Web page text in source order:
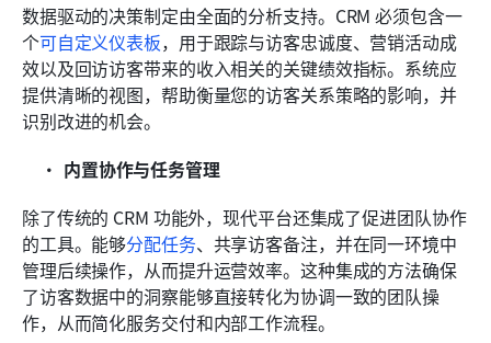
数据驱动的决策制定由全面的分析支持。CRM 必须包含一
个可自定义仪表板，用于跟踪与访客忠诚度、营销活动成
效以及回访访客带来的收入相关的关键绩效指标。系统应
提供清晰的视图，帮助衡量您的访客关系策略的影响，并
识别改进的机会。
内置协作与任务管理
除了传统的 CRM 功能外，现代平台还集成了促进团队协作
的工具。能够分配任务、共享访客备注，并在同一环境中
管理后续操作，从而提升运营效率。这种集成的方法确保
了访客数据中的洞察能够直接转化为协调一致的团队操
作，从而简化服务交付和内部工作流程。